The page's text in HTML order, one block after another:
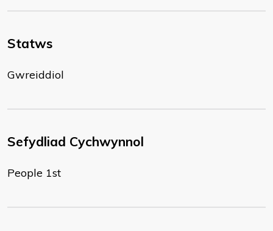
Statws
Gwreiddiol
Sefydliad Cychwynnol
People 1st